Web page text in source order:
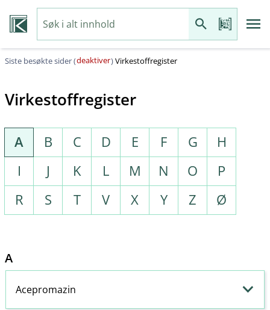
Siste besøkte sider (deaktiver)Virkestoffregister
Virkestoffregister
A B C D E F G
H
I
J K L M N O
P
R
S T V X Y Z Ø
A
Acepromazin